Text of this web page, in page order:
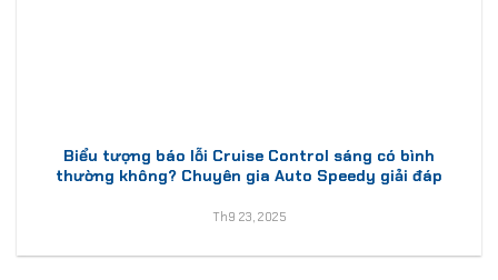
Biểu tượng báo lỗi Cruise Control sáng có bình
thường không? Chuyên gia Auto Speedy giải đáp
Th9 23, 2025